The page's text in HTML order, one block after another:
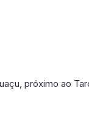
próximo ao